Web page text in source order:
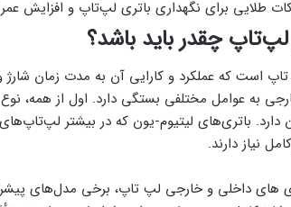
چقدر باید باشد؟
است که عملکرد و کارایی آن به مدت زمان شارژ
به عوامل مختلفی بستگی دارد. اول از همه، نوع
باتری‌های لیتیوم-یون که در بیشتر
های داخلی و خارجی لپ تاپ، برخی مدل‌های